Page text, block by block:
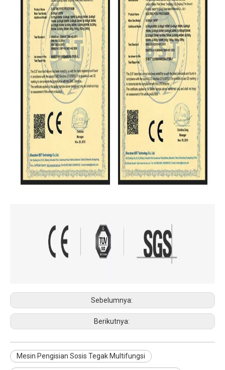
Sebelumnya:
Berikutnya:
Mesin Pengisian Sosis Tegak Multifungsi